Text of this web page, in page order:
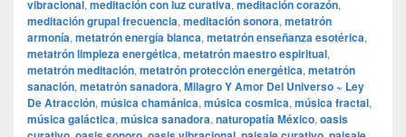
vibracional, meditación con luz curativa, meditación corazón,
meditación grupal frecuencia, meditación sonora, metatrón
armonía, metatrón energía blanca, metatrón enseñanza esotérica,
metatrón limpieza energética, metatrón maestro espiritual,
metatrón meditación, metatrón protección energética, metatrón
sanación, metatrón sanadora, Milagro Y Amor Del Universo ~ Ley
De Atracción, música chamánica, música cosmica, música fractal,
música galáctica, música sanadora, naturopatía México, oasis